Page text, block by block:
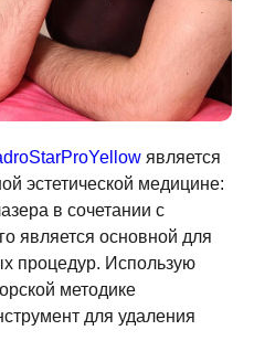
является
эстетической медицине:
в сочетании с
является основной для
процедур. Использую
методике
для удаления